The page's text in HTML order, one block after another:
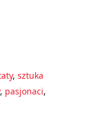
, sztuka
, pasjonaci,